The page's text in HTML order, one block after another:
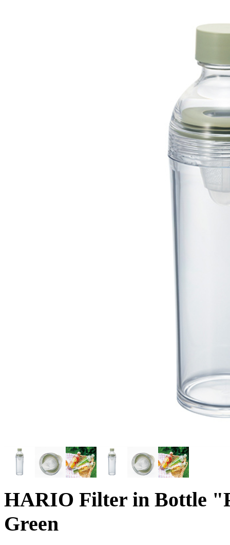
HARIO Filter in Bottle
Green